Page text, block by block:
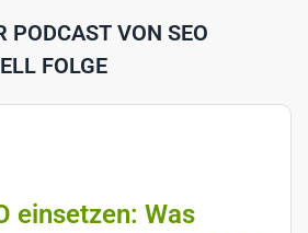
PODCAST VON SEO
FOLGE
einsetzen: Was